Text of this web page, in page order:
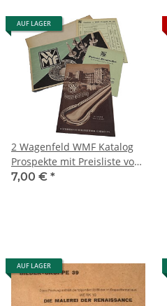
AUF LAGER
2 Wagenfeld WMF Katalog
Prospekte mit Preisliste von
1951/52 Rarität
7,00 € *
AUF LAGER